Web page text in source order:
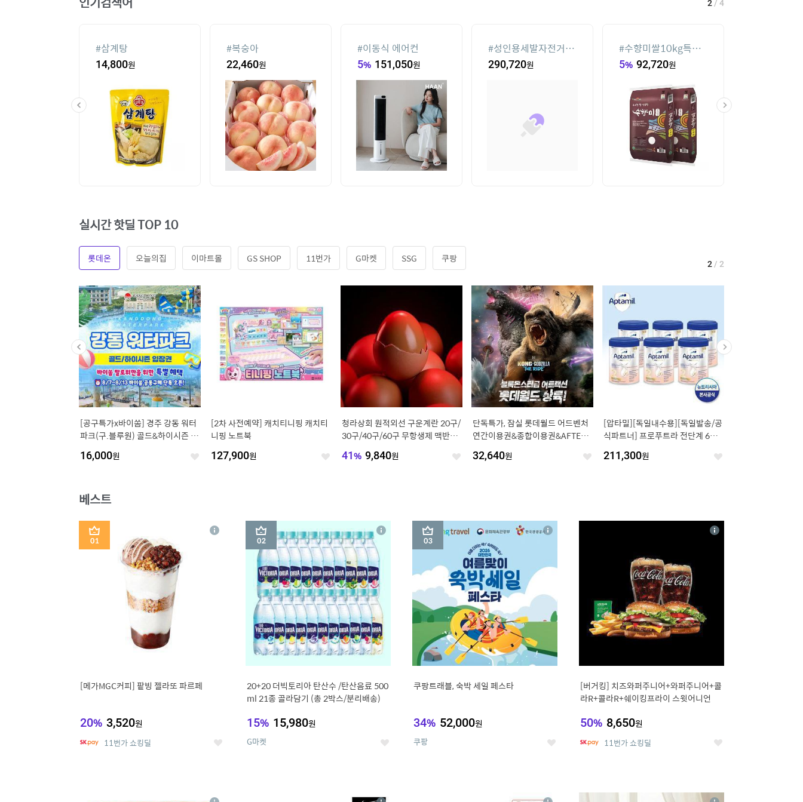
#ESSECORE KLEVV
DDR4-3200 CL22
289,000원
#실외기없는 에어컨
36% 44,870
#차량햇빛가리개
17,530원
#윌슨남성반팔티
11,500원
#세탁기 선반
46,980원
3 / 4
실시간 핫딜 TOP 10
롯데온 오늘의집 이마트몰 GS SHOP 11번가 G마켓 SSG 쿠팡
[딜크릿] 매일두유 7종 99.9/서리
태/고단백/고단백검은콩 外 48팩
9% 34,580 좋
[APP전용] 일리 네스프레소 호환
캡슐 커피 5종 세트 100캡슐 (40
12% 61,110 좋
[공구특가x한브로] 경주 강동 워터
파크(구.블루원) 골드&하이시즌 특
~8월 30일
16,000원 좋
[APP전용][물량확보/바로배송] 삼
성전자 갤럭시핏3 스마트 워치 밴드
전
15% 53,770 좋
남녀공용 엔비에이 아치형 로고 반
팔 티셔츠 4종 택일
23% 9,240 좋
1 / 2
베스트
1
[메가MGC커피] 팥빙 젤라또 파르페
20% 3,520원
11번가 쇼킹딜 좋
상
2
20+20 더빅토리아 탄산수 /탄산음료 500
ml 21종 골라담기 (총 2박스/분리배송)
15% 15,980원
G마켓 좋
상
3
쿠팡트래블, 숙박 세일 페스타
34% 52,000원
쿠팡 좋
상
4
[버거킹] 치즈와퍼주니어+와퍼주니어+콜
라R+콜라R+쉐이킹프라이 스윗어니언
50% 8,650원
11번가 쇼킹딜 좋
상
8